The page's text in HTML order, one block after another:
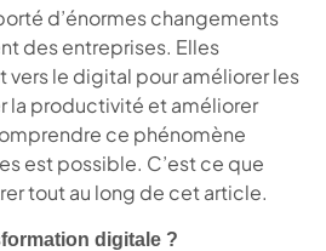
d’énormes changements
des entreprises. Elles
vers le digital pour améliorer les
la productivité et améliorer
ce phénomène
est possible. C’est ce que
tout au long de cet article.
digitale ?